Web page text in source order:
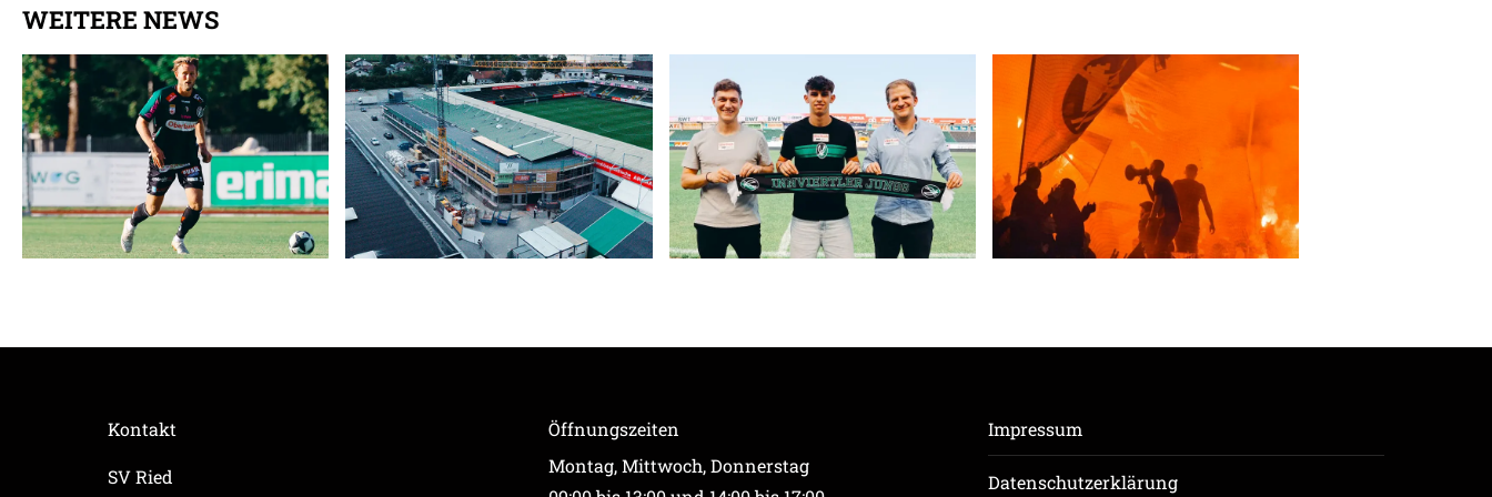
WEITERE NEWS
Kontakt
SV Ried
Öffnungszeiten
Montag, Mittwoch, Donnerstag
Impressum
Datenschutzerklärung